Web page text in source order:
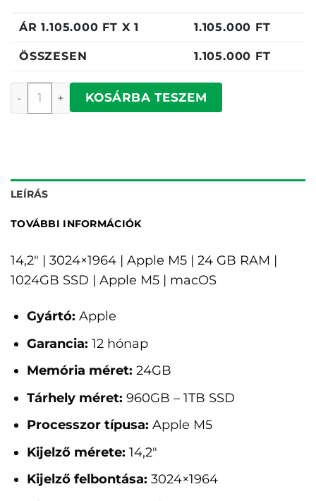
ÁR1.105.000 FT X 1 1.105.000 FT
ÖSSZESEN 1.105.000 FT
Apple Macbook Pro 14" (2026) Space mennyiség
KOSÁRBA TESZEM
LEÍRÁS
TOVÁBBI INFORMÁCIÓK
14,2" | 3024×1964 | Apple M5 | 24 GB RAM |
1024GB SSD | Apple M5 | macOS
Gyártó: Apple
Garancia: 12 hónap
Memória méret: 24GB
Tárhely méret: 960GB – 1TB SSD
Processzor típusa: Apple M5
Kijelző mérete: 14,2"
Kijelző felbontása: 3024×1964